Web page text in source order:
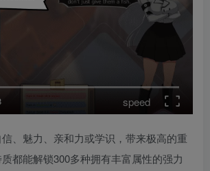
speed
、魅力、亲和力或学识，带来极高的重
都能解锁300多种拥有丰富属性的强力